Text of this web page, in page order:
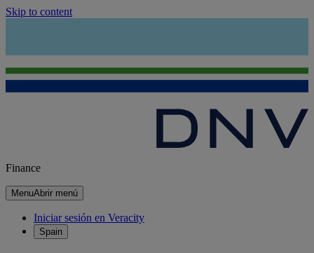
Skip to content
Finance
MenuAbrir menú
Iniciar sesión en Veracity
Spain